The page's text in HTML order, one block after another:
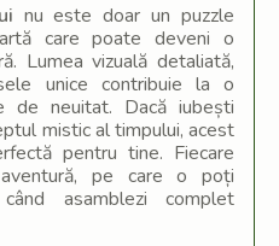
nu este doar un puzzle
care poate deveni o
Lumea vizuală detaliată,
unice contribuie la o
de neuitat. Dacă iubești
mistic al timpului, acest
pentru tine. Fiecare
pe care o poți
asamblezi complet